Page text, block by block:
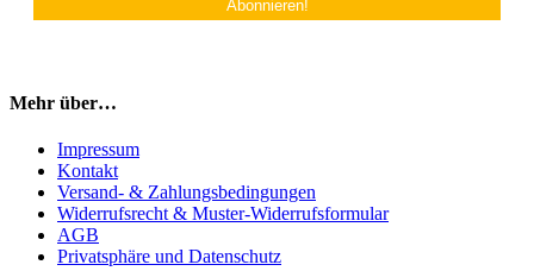
Mehr über…
Impressum
Kontakt
Versand- & Zahlungsbedingungen
Widerrufsrecht & Muster-Widerrufsformular
AGB
Privatsphäre und Datenschutz